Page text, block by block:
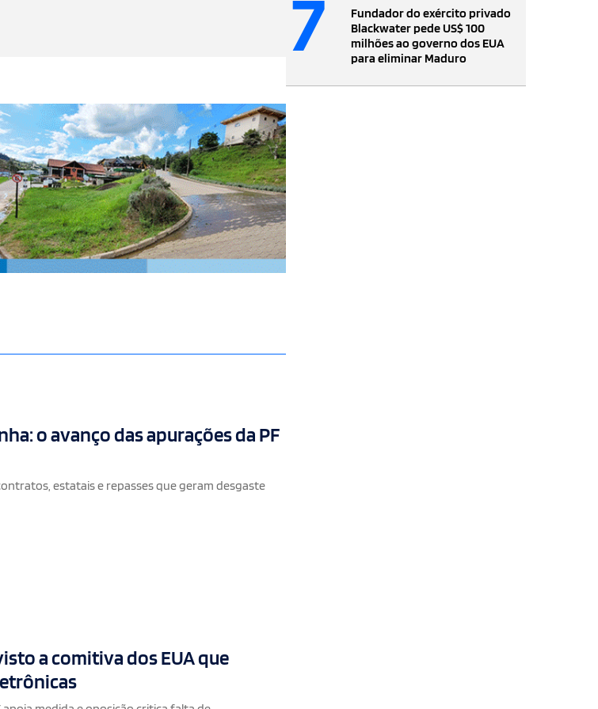
o avanço das apurações da PF
estatais e repasses que geram desgaste
a comitiva dos EUA que
7
Fundador do exército privado
Blackwater pede US$ 100
milhões ao governo dos EUA
para eliminar Maduro